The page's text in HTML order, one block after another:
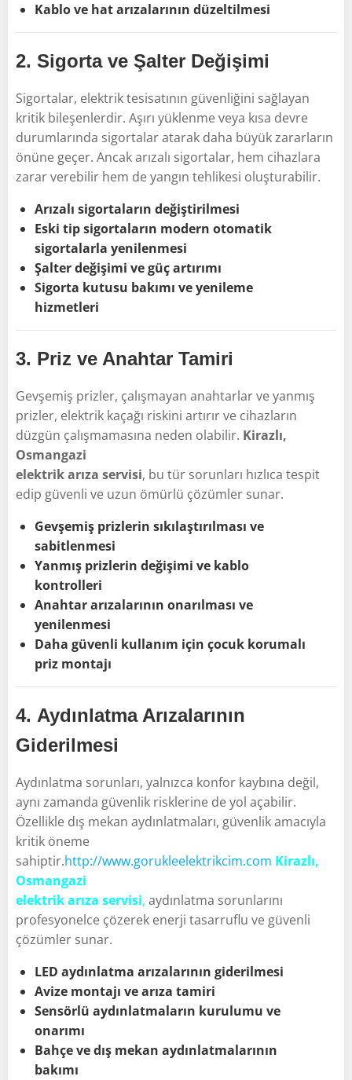
Kablo ve hat arızalarının düzeltilmesi
2. Sigorta ve Şalter Değişimi
Sigortalar, elektrik tesisatının güvenliğini sağlayan
kritik bileşenlerdir. Aşırı yüklenme veya kısa devre
durumlarında sigortalar atarak daha büyük zararların
önüne geçer. Ancak arızalı sigortalar, hem cihazlara
zarar verebilir hem de yangın tehlikesi oluşturabilir.
Arızalı sigortaların değiştirilmesi
Eski tip sigortaların modern otomatik
sigortalarla yenilenmesi
Şalter değişimi ve güç artırımı
Sigorta kutusu bakımı ve yenileme
hizmetleri
3. Priz ve Anahtar Tamiri
Gevşemiş prizler, çalışmayan anahtarlar ve yanmış
prizler, elektrik kaçağı riskini artırır ve cihazların
düzgün çalışmamasına neden olabilir. Kirazlı,
Osmangazi
elektrik arıza servisi, bu tür sorunları hızlıca tespit
edip güvenli ve uzun ömürlü çözümler sunar.
Gevşemiş prizlerin sıkılaştırılması ve
sabitlenmesi
Yanmış prizlerin değişimi ve kablo
kontrolleri
Anahtar arızalarının onarılması ve
yenilenmesi
Daha güvenli kullanım için çocuk korumalı
priz montajı
4. Aydınlatma Arızalarının
Giderilmesi
Aydınlatma sorunları, yalnızca konfor kaybına değil,
aynı zamanda güvenlik risklerine de yol açabilir.
Özellikle dış mekan aydınlatmaları, güvenlik amacıyla
kritik öneme
sahiptir.http://www.gorukleelektrikcim.com Kirazlı,
Osmangazi
elektrik arıza servisi, aydınlatma sorunlarını
profesyonelce çözerek enerji tasarruflu ve güvenli
çözümler sunar.
LED aydınlatma arızalarının giderilmesi
Avize montajı ve arıza tamiri
Sensörlü aydınlatmaların kurulumu ve
onarımı
Bahçe ve dış mekan aydınlatmalarının
bakımı